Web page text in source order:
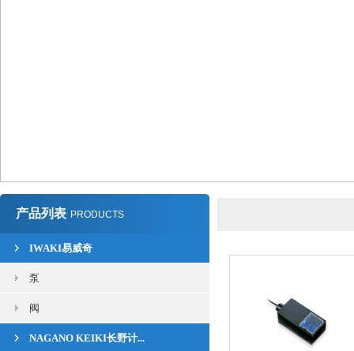
产品列表 PRODUCTS
IWAKI易威奇
泵
阀
NAGANO KEIKI长野计...